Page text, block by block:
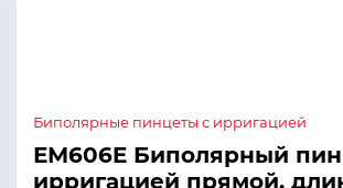
Биполярные пинцеты с ирригацией
ЕМ606E Биполярный
ирригацией прямой,